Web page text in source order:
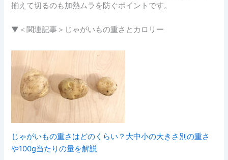
揃えて切るのも加熱ムラを防ぐポイントです。
▼＜関連記事＞じゃがいもの重さとカロリー
じゃがいもの重さはどのくらい？大中小の大きさ別の重さ
や100g当たりの量を解説